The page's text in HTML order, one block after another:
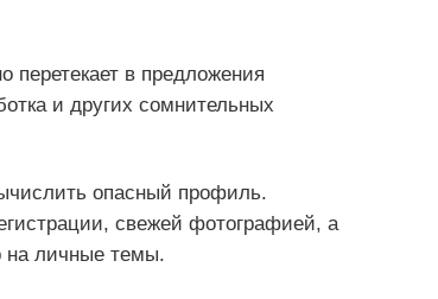
перетекает в предложения
и других сомнительных
опасный профиль.
свежей фотографией, а
на личные темы.